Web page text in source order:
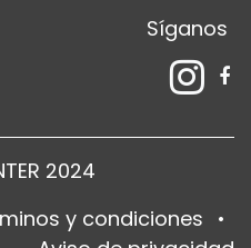
Síganos
2024
y condiciones •